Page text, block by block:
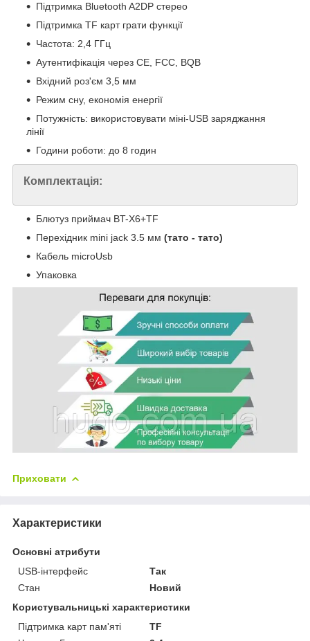
Підтримка Bluetooth A2DP стерео
Підтримка TF карт грати функції
Частота: 2,4 ГГц
Аутентифікація через CE, FCC, BQB
Вхідний роз'єм 3,5 мм
Режим сну, економія енергії
Потужність: використовувати міні-USB заряджання
лінії
Години роботи: до 8 годин
Комплектація:
Блютуз приймач BT-X6+TF
Перехідник mini jack 3.5 мм (тато - тато)
Кабель microUsb
Упаковка
Приховати
Характеристики
Основні атрибути
USB-інтерфейс
Так
Стан
Новий
Користувальницькі характеристики
Підтримка карт пам'яті
TF